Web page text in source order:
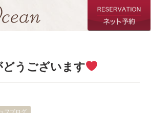
うございます
フブログ